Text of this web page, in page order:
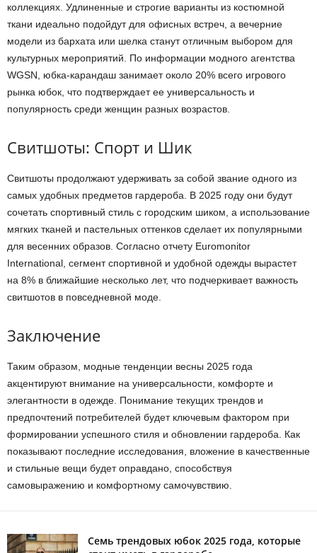
коллекциях. Удлиненные и строгие варианты из костюмной
ткани идеально подойдут для офисных встреч, а вечерние
модели из бархата или шелка станут отличным выбором для
культурных мероприятий. По информации модного агентства
WGSN, юбка-карандаш занимает около 20% всего игрового
рынка юбок, что подтверждает ее универсальность и
популярность среди женщин разных возрастов.
Свитшоты: Спорт и Шик
Свитшоты продолжают удерживать за собой звание одного из
самых удобных предметов гардероба. В 2025 году они будут
сочетать спортивный стиль с городским шиком, а использование
мягких тканей и пастельных оттенков сделает их популярными
для весенних образов. Согласно отчету Euromonitor
International, сегмент спортивной и удобной одежды вырастет
на 8% в ближайшие несколько лет, что подчеркивает важность
свитшотов в повседневной моде.
Заключение
Таким образом, модные тенденции весны 2025 года
акцентируют внимание на универсальности, комфорте и
элегантности в одежде. Понимание текущих трендов и
предпочтений потребителей будет ключевым фактором при
формировании успешного стиля и обновлении гардероба. Как
показывают последние исследования, вложение в качественные
и стильные вещи будет оправдано, способствуя
самовыражению и комфортному самочувствию.
Семь трендовых юбок 2025 года, которые